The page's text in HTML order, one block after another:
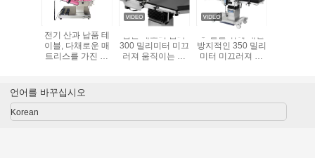
전기 산과 납품 테
이블, 다채로운 매
트리스를 가진 참
300 밀리미터 미끄
러져 움직이는 정
방지적인 350 밀리
미터 미끄러져 움
언어를 바꾸십시오
Korean